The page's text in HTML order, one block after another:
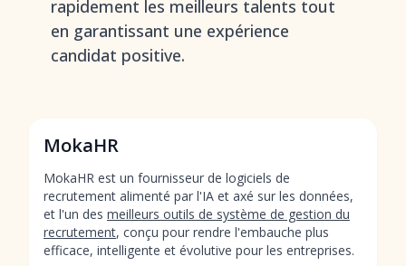
rapidement les meilleurs talents tout
en garantissant une expérience
candidat positive.
MokaHR
MokaHR est un fournisseur de logiciels de
recrutement alimenté par l'IA et axé sur les données,
et l'un des meilleurs outils de système de gestion du
recrutement, conçu pour rendre l'embauche plus
efficace, intelligente et évolutive pour les entreprises.